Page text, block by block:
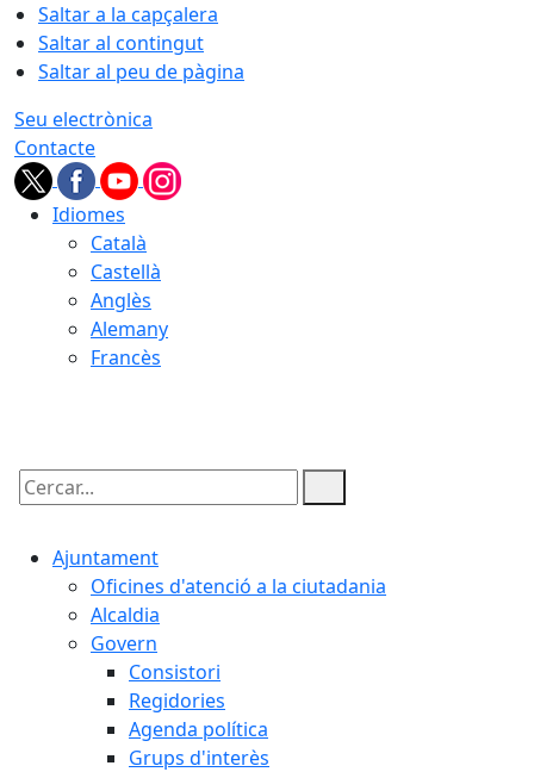
Saltar a la capçalera
Saltar al contingut
Saltar al peu de pàgina
Seu electrònica
Contacte
Idiomes
Català
Castellà
Anglès
Alemany
Francès
Cercar:
Ajuntament
Oficines d'atenció a la ciutadania
Alcaldia
Govern
Consistori
Regidories
Agenda política
Grups d'interès